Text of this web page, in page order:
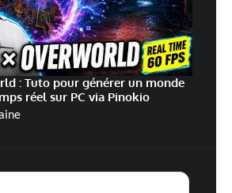
: Tuto pour générer un monde
réel sur PC via Pinokio